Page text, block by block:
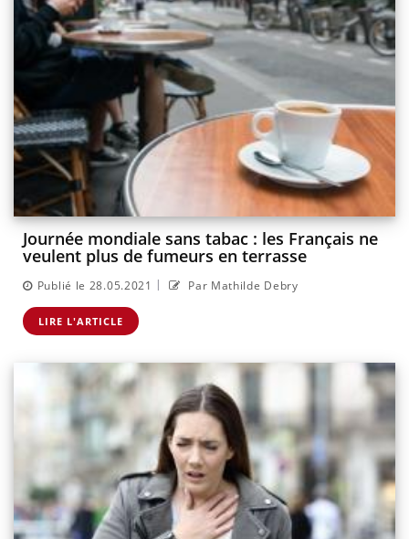
Journée mondiale sans tabac : les Français ne
veulent plus de fumeurs en terrasse
Publié le 28.05.2021 | Par Mathilde Debry
LIRE L'ARTICLE